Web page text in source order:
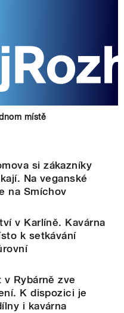
místě
si zákazníky
Na veganské
na Smíchov
v Karlíně. Kavárna
k setkávání
Rybárně zve
K dispozici je
i kavárna